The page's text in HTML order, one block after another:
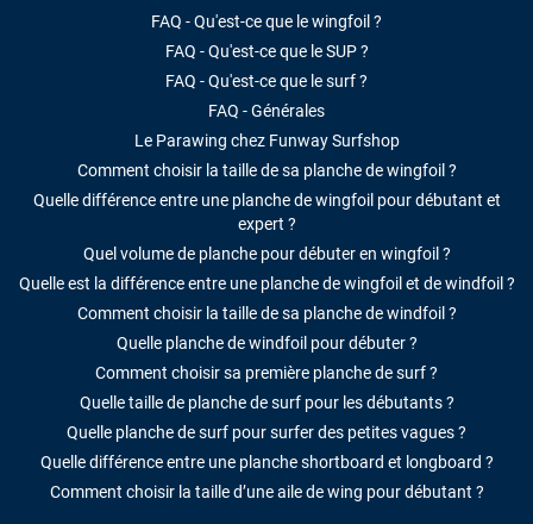
FAQ - Qu'est-ce que le wingfoil ?
FAQ - Qu'est-ce que le SUP ?
FAQ - Qu'est-ce que le surf ?
FAQ - Générales
Le Parawing chez Funway Surfshop
Comment choisir la taille de sa planche de wingfoil ?
Quelle différence entre une planche de wingfoil pour débutant et
expert ?
Quel volume de planche pour débuter en wingfoil ?
Quelle est la différence entre une planche de wingfoil et de windfoil ?
Comment choisir la taille de sa planche de windfoil ?
Quelle planche de windfoil pour débuter ?
Comment choisir sa première planche de surf ?
Quelle taille de planche de surf pour les débutants ?
Quelle planche de surf pour surfer des petites vagues ?
Quelle différence entre une planche shortboard et longboard ?
Comment choisir la taille d’une aile de wing pour débutant ?